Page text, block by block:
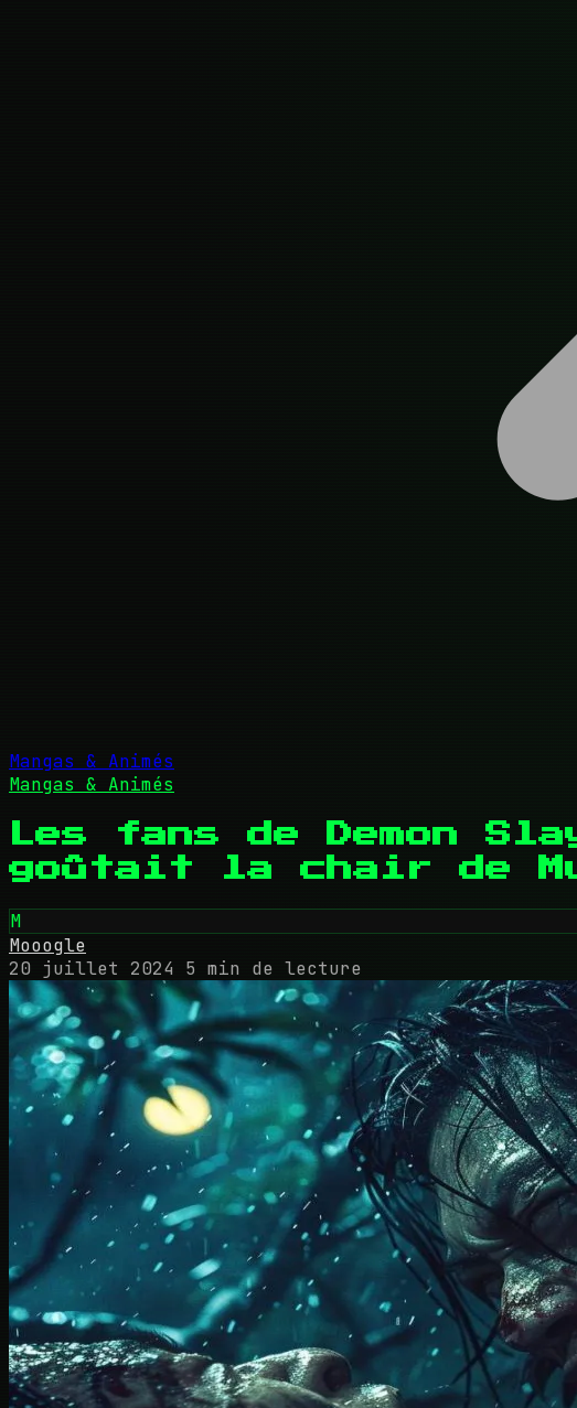
Mangas & Animés
Mangas & Animés
Les fans de Demon
goûtait la chair de
M
Mooogle
20 juillet 2024 5 min de lecture